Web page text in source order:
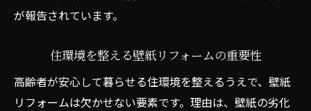
が報告されています。
住環境を整える壁紙リフォームの重要性
高齢者が安心して暮らせる住環境を整えるうえで、壁紙
リフォームは欠かせない要素です。理由は、壁紙の劣化